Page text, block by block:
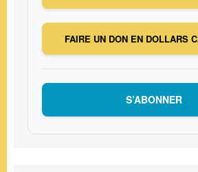
FAIRE UN DON EN DOLLARS
S’ABONNER